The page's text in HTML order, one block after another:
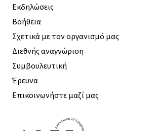
Εκδηλώσεις
Βοήθεια
Σχετικά με τον οργανισμό μας
Διεθνής αναγνώριση
Συμβουλευτική
Έρευνα
Επικοινωνήστε μαζί μας